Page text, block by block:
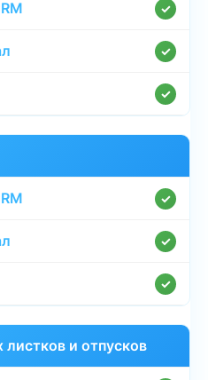
✓
✓
✓
✓
✓
✓
и отпусков